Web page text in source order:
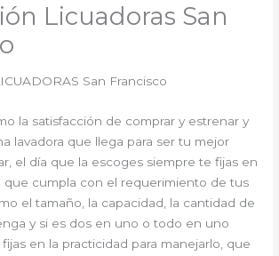
Licuadoras San
San Francisco
la satisfacción de comprar y estrenar y
lavadora que llega para ser tu mejor
el día que la escoges siempre te fijas en
que cumpla con el requerimiento de tus
el tamaño, la capacidad, la cantidad de
y si es dos en uno o todo en uno
en la practicidad para manejarlo, que